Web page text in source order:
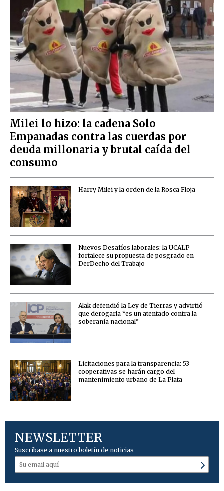
Milei lo hizo: la cadena Solo
Empanadas contra las cuerdas por
deuda millonaria y brutal caída del
consumo
Harry Milei y la orden de la Rosca Floja
Nuevos Desafíos laborales: la UCALP
fortalece su propuesta de posgrado en
DerDecho del Trabajo
Alak defendió la Ley de Tierras y advirtió
que derogarla “es un atentado contra la
soberanía nacional”
Licitaciones para la transparencia: 53
cooperativas se harán cargo del
mantenimiento urbano de La Plata
NEWSLETTER
Suscríbase a nuestro boletín de noticias